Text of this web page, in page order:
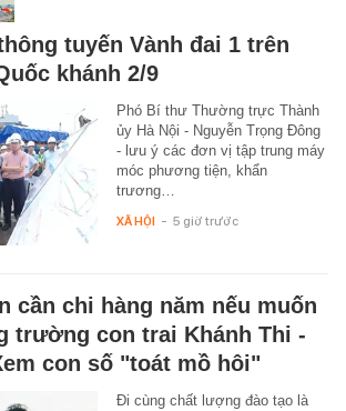
tuyến Vành đai 1 trên
khánh 2/9
Phó Bí thư Thường trực Thành
ủy Hà Nội - Nguyễn Trọng Đông
- lưu ý các đơn vị tập trung máy
móc phương tiện, khẩn
trương…
XÃ HỘI - 5 giờ trước
cần chi hàng năm nếu muốn
trường con trai Khánh Thi -
con số "toát mồ hôi"
Đi cùng chất lượng đào tạo là